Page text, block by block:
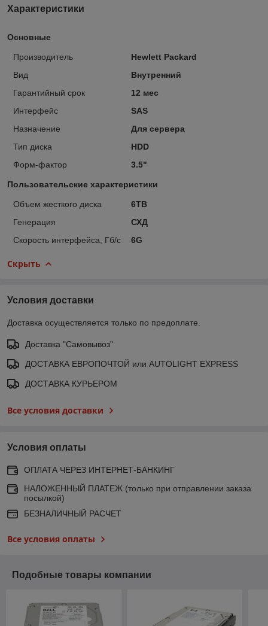
Характеристики
Основные
Производитель
Hewlett Packard
Вид
Внутренний
Гарантийный срок
12 мес
Интерфейс
SAS
Назначение
Для сервера
Тип диска
HDD
Форм-фактор
3.5"
Пользовательские характеристики
Объем жесткого диска
6TB
Генерация
СХД
Скорость интерфейса, Гб/с
6G
Скрыть
Условия доставки
Доставка осуществляется только по предоплате.
Доставка "Самовывоз"
ДОСТАВКА ЕВРОПОЧТОЙ или AUTOLIGHT EXPRESS
ДОСТАВКА КУРЬЕРОМ
Все условия доставки
Условия оплаты
ОПЛАТА ЧЕРЕЗ ИНТЕРНЕТ-БАНКИНГ
НАЛОЖЕННЫЙ ПЛАТЕЖ (только при отправлении заказа
посылкой)
БЕЗНАЛИЧНЫЙ РАСЧЕТ
Все условия оплаты
Подобные товары компании